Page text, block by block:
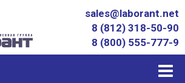
sales@laborant.net
8 (812) 318-50-90
8 (800) 555-777-9